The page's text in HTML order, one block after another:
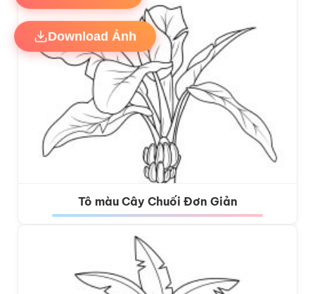
Tô màu Cây Chuối Đơn Giản
Download Ảnh